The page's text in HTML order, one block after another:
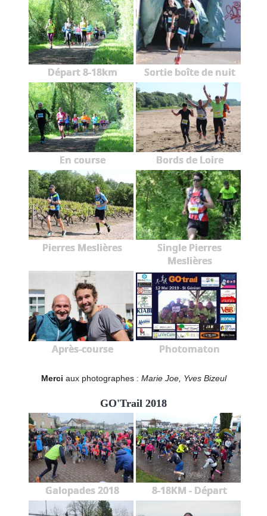
Départ 8-18km Sortie boîte de nuit
En course Bords de Loire
Pierres Meslières
Single Pierres
Meslières
Après-course Photomaton
Merci aux photographes : Marie Joe, Yves Bizeul
GO'Trail 2018
Galopades 2018 8-18KM - Départ